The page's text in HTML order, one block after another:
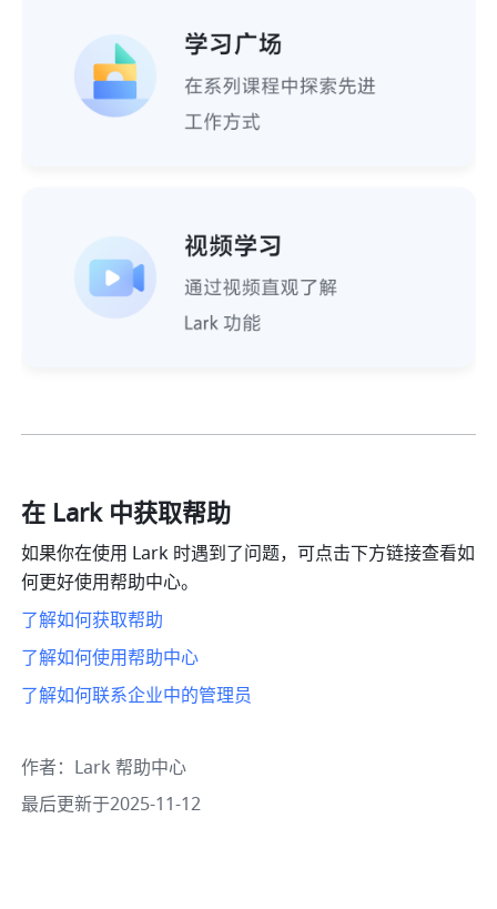
在 Lark 中获取帮助
如果你在使用 Lark 时遇到了问题，可点击下方链接查看如
何更好使用帮助中心。
了解如何获取帮助
了解如何使用帮助中心
了解如何联系企业中的管理员
作者： Lark 帮助中心
最后更新于2025-11-12